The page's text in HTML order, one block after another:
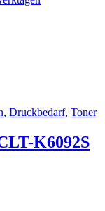
, Druckbedarf, Toner
K6092S